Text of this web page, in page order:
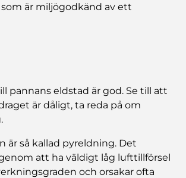
är miljögodkänd av ett
pannans eldstad är god. Se till att
är dåligt, ta reda på om
är så kallad pyreldning. Det
att ha väldigt låg lufttillförsel
och orsakar ofta